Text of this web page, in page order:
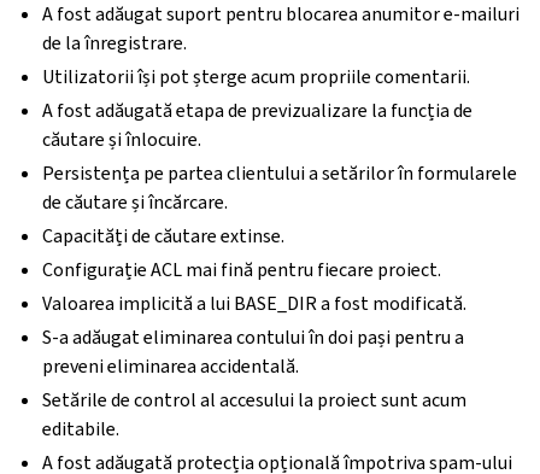
A fost adăugat suport pentru blocarea anumitor e-mailuri
de la înregistrare.
Utilizatorii își pot șterge acum propriile comentarii.
A fost adăugată etapa de previzualizare la funcția de
căutare și înlocuire.
Persistența pe partea clientului a setărilor în formularele
de căutare și încărcare.
Capacități de căutare extinse.
Configurație ACL mai fină pentru fiecare proiect.
Valoarea implicită a lui BASE_DIR a fost modificată.
S-a adăugat eliminarea contului în doi pași pentru a
preveni eliminarea accidentală.
Setările de control al accesului la proiect sunt acum
editabile.
A fost adăugată protecția opțională împotriva spam-ului